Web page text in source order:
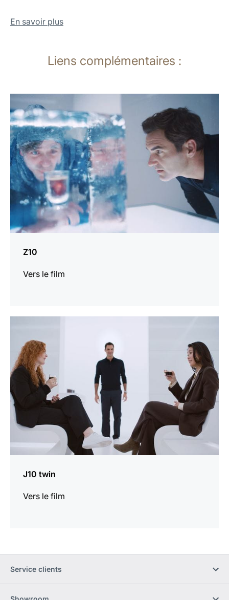
En savoir plus
Liens complémentaires :
Z10
Vers le film
savoir
plus
J10 twin
Vers le film
plus
Service clients